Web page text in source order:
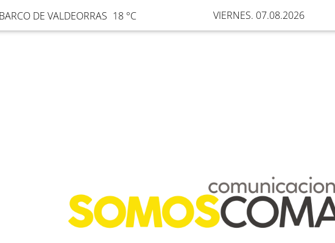
DE VALDEORRAS 18 °C VIERNES. 07.08.2026